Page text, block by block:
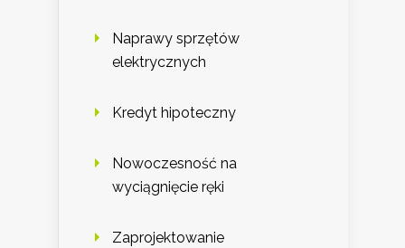
Naprawy sprzętów
elektrycznych
Kredyt hipoteczny
Nowoczesność na
wyciągnięcie ręki
Zaprojektowanie